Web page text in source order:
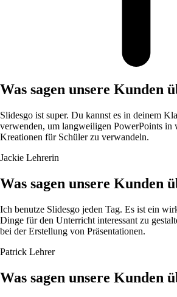
Was sagen unsere Kunden
Slidesgo ist super. Du kannst es in deinem
verwenden, um langweiligen PowerPoints in
Kreationen für Schüler zu verwandeln.
Jackie Lehrerin
Was sagen unsere Kunden
Ich benutze Slidesgo jeden Tag. Es ist ein
Dinge für den Unterricht interessant zu
bei der Erstellung von Präsentationen.
Patrick Lehrer
Was sagen unsere Kunden